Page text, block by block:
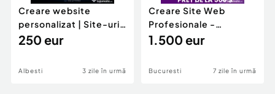
Creare website
personalizat | Site-uri
moderne pentru
250 eur
Albesti 3 zile în urmă
Creare Site Web
Profesionale -
Magazine Online la
1.500 eur
Bucuresti 7 zile în urmă